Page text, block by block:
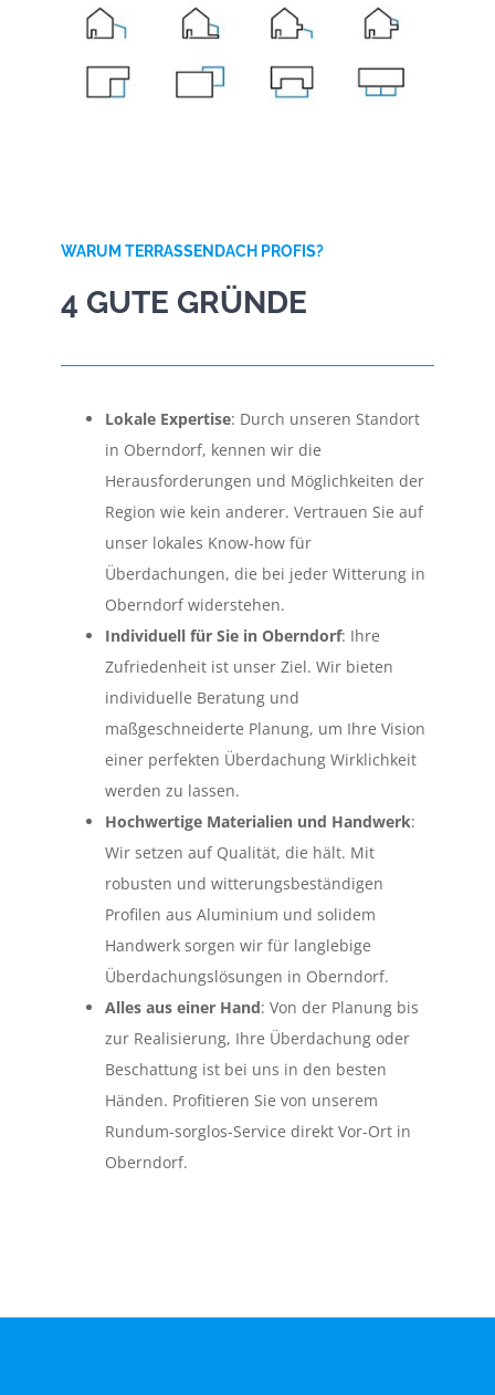
WARUM TERRASSENDACH PROFIS?
4 GUTE GRÜNDE
Lokale Expertise: Durch unseren Standort
in Oberndorf, kennen wir die
Herausforderungen und Möglichkeiten der
Region wie kein anderer. Vertrauen Sie auf
unser lokales Know-how für
Überdachungen, die bei jeder Witterung in
Oberndorf widerstehen.
Individuell für Sie in Oberndorf: Ihre
Zufriedenheit ist unser Ziel. Wir bieten
individuelle Beratung und
maßgeschneiderte Planung, um Ihre Vision
einer perfekten Überdachung Wirklichkeit
werden zu lassen.
Hochwertige Materialien und Handwerk:
Wir setzen auf Qualität, die hält. Mit
robusten und witterungsbeständigen
Profilen aus Aluminium und solidem
Handwerk sorgen wir für langlebige
Überdachungslösungen in Oberndorf.
Alles aus einer Hand: Von der Planung bis
zur Realisierung, Ihre Überdachung oder
Beschattung ist bei uns in den besten
Händen. Profitieren Sie von unserem
Rundum-sorglos-Service direkt Vor-Ort in
Oberndorf.